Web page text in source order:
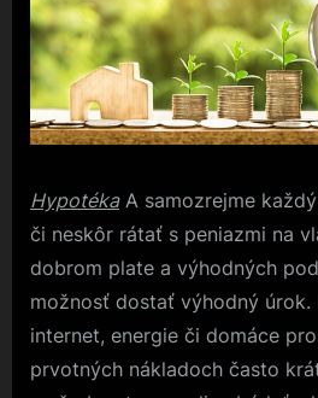
HypotékaA samozrejme
či neskôr rátať s peniazmi na
dobrom plate a výhodných
možnosť dostať výhodný úrok.
internet, energie či domáce
prvotných nákladoch často